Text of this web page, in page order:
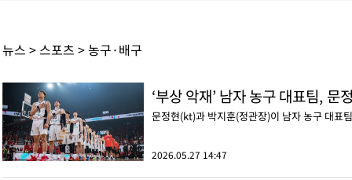
뉴스 > 스포츠 > 농구·배구
‘부상 악재’ 남자 농구 대표팀, 문
문정현(kt)과 박지훈(정관장)이 남자 농구 대표
2026.05.27 14:47